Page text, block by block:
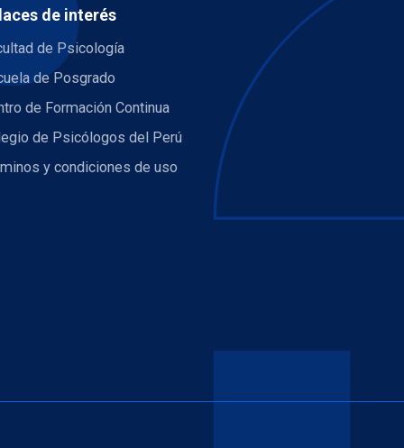
de interés
de Psicología
de Posgrado
de Formación Continua
de Psicólogos del Perú
y condiciones de uso